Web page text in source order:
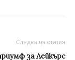
Следваща статия
за Лейкърс